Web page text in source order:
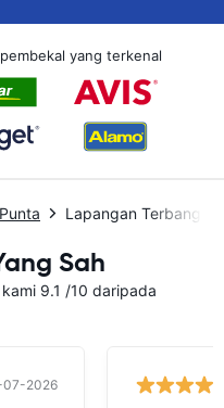
yang terkenal
Lapangan Terbang
Sah
9.1 /10 daripada
07-2026